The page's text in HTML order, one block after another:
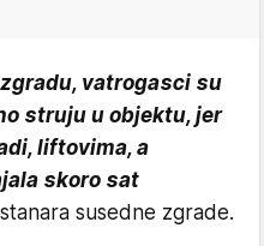
vatrogasci su
struju u objektu, jer
liftovima, a
skoro sat
susedne zgrade.